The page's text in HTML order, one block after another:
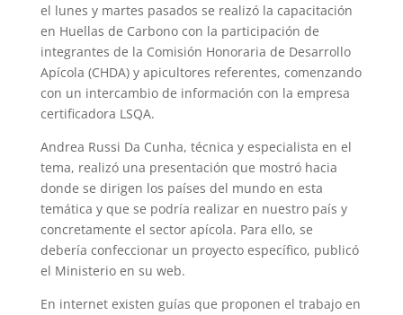
el lunes y martes pasados se realizó la capacitación
en Huellas de Carbono con la participación de
integrantes de la Comisión Honoraria de Desarrollo
Apícola (CHDA) y apicultores referentes, comenzando
con un intercambio de información con la empresa
certificadora LSQA.
Andrea Russi Da Cunha, técnica y especialista en el
tema, realizó una presentación que mostró hacia
donde se dirigen los países del mundo en esta
temática y que se podría realizar en nuestro país y
concretamente el sector apícola. Para ello, se
debería confeccionar un proyecto específico, publicó
el Ministerio en su web.
En internet existen guías que proponen el trabajo en